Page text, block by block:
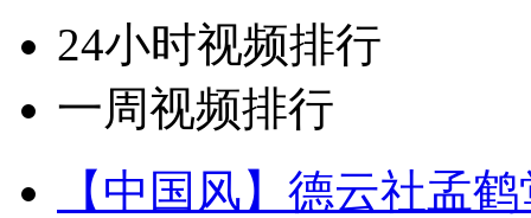
24小时视频排行
一周视频排行
【中国风】德云社孟